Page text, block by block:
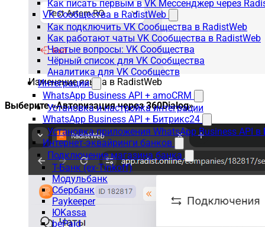
Как писать первым в VK Мессенджер через
VK Сообщества в RadistWeb
Как подключить VK Сообщества в RadistWeb
Как работают чаты VK Сообщества в RadistWeb
Частые вопросы: VK Сообщества
Чёрный список для VK Сообщества
Аналитика для VK Сообществ
Интеграции
WhatsApp Business API + amoCRM
Установка и настройка интеграции
WhatsApp Business API + Битрикс24
Установка приложения WhatsApp Business API
Интернет-эквайринги банков
Подключение магазина банка
Т-Банк (ex-Tinkoff)
Модульбанк
Сбербанк
Paykeeper
ЮKassa
bePaid
Изменение языка в RadistWeb
Выберите «Авторизация через 360Dialog»